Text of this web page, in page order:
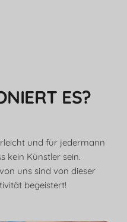
ES?
und für jedermann
kein Künstler sein.
uns sind von dieser
begeistert!